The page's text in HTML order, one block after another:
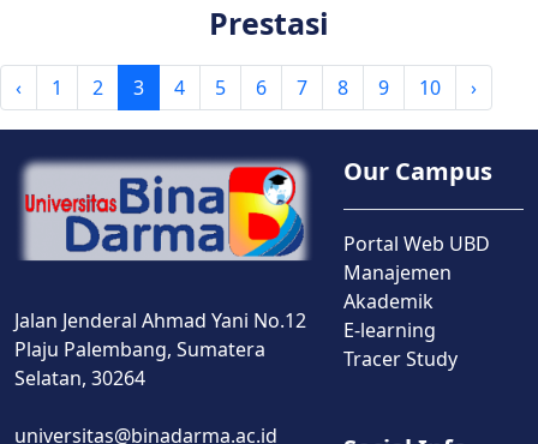
Prestasi
‹ 1 2 3 4 5 6 7 8 9 10 ›
Jalan Jenderal Ahmad Yani No.12
Plaju Palembang, Sumatera
Selatan, 30264
universitas@binadarma.ac.id
Our Campus
Portal Web UBD
Manajemen
Akademik
E-learning
Tracer Study